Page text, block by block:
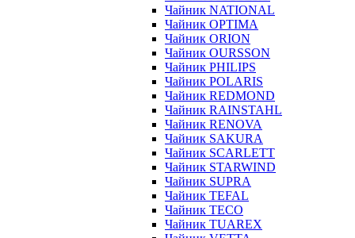
Чайник NATIONAL
Чайник OPTIMA
Чайник ORION
Чайник OURSSON
Чайник PHILIPS
Чайник POLARIS
Чайник REDMOND
Чайник RAINSTAHL
Чайник RENOVA
Чайник SAKURA
Чайник SCARLETT
Чайник STARWIND
Чайник SUPRA
Чайник TEFAL
Чайник TECO
Чайник TUAREX